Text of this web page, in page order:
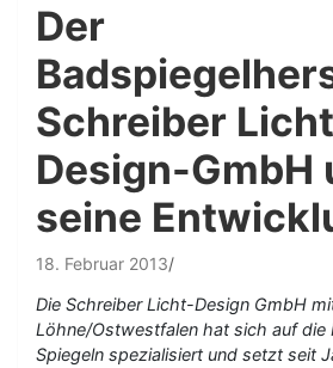
Der
Schreiber
Design-GmbH
seine
18. Februar 2013
Die Schreiber Licht-Design GmbH
Löhne/Ostwestfalen hat sich auf die
Spiegeln spezialisiert und setzt seit